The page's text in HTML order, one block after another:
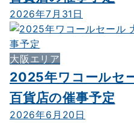
2026年7月31日
大阪エリア
2025年ワコールセ
百貨店の催事予定
2026年6月20日